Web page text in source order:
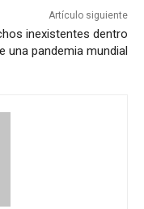
Artículo siguiente
inexistentes dentro
una pandemia mundial